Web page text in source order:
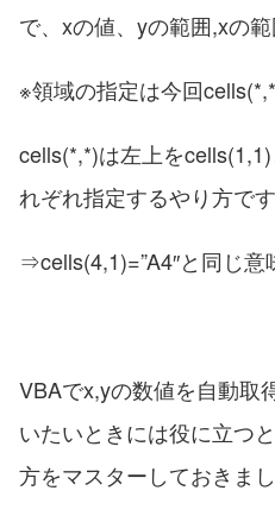
で、xの値、yの範囲,xの
※領域の指定は今回
cells(*,*)は左上を
れぞれ指定するやり方です
⇒cells(4,1)=”A4″と同じ意
VBAでx,yの数値を自動取
いたいときには役に立つ
方をマスターしておきま